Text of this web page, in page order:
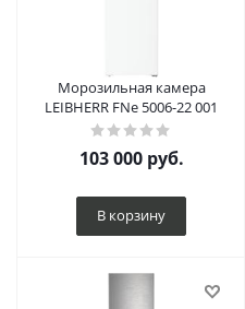
Морозильная камера
LEIBHERR FNe 5006-22 001
103 000руб.
В корзину